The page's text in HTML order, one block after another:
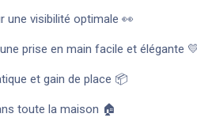
une visibilité optimale 👀
prise en main facile et élégante 💛
et gain de place 📦
toute la maison 🏠